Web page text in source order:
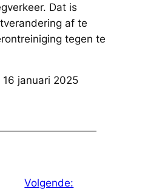
Dat is
af te
tegen te
16 januari 2025
Volgende: